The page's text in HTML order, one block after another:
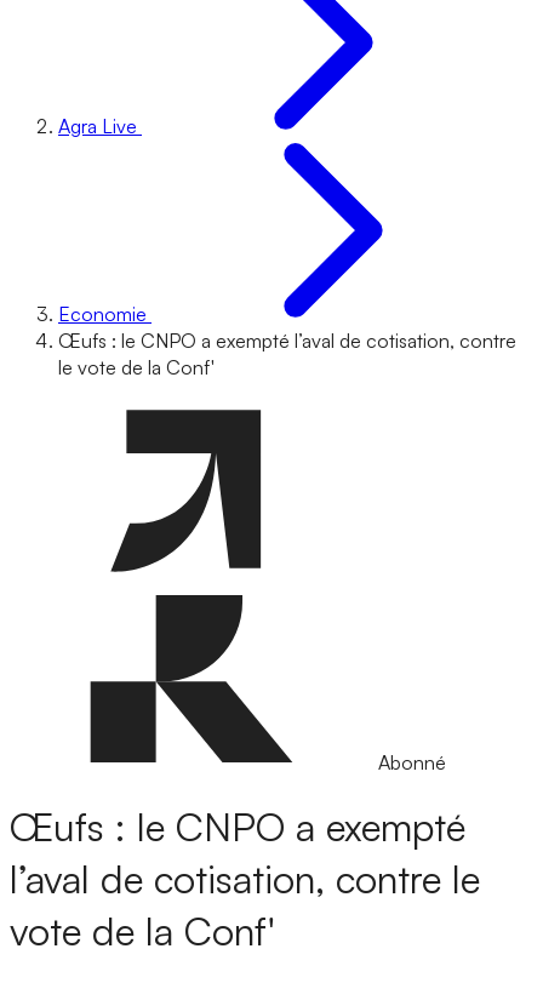
Agra Live
Economie
Œufs : le CNPO a exempté l’aval de cotisation, contre
le vote de la Conf'
Abonné
Œufs : le CNPO a exempté
l’aval de cotisation, contre le
vote de la Conf'